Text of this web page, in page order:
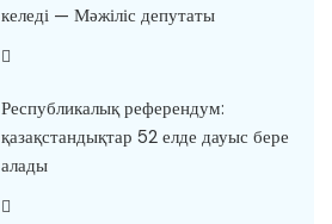
келеді — Мәжіліс депутаты
Республикалық референдум:
қазақстандықтар 52 елде дауыс бере
алады